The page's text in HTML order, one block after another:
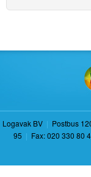
Logavak BV | Postbus
95 | Fax: 020 330 80